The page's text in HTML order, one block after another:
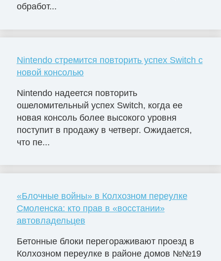
обработ...
Nintendo стремится повторить успех Switch с
новой консолью
Nintendo надеется повторить
ошеломительный успех Switch, когда ее
новая консоль более высокого уровня
поступит в продажу в четверг. Ожидается,
что пе...
«Блочные войны» в Колхозном переулке
Смоленска: кто прав в «восстании»
автовладельцев
Бетонные блоки перегораживают проезд в
Колхозном переулке в районе домов №№19